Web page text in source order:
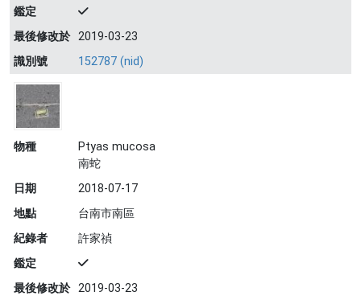
鑑定
最後修改於 2019-03-23
識別號
152787 (nid)
物種
Ptyas mucosa
南蛇
日期
2018-07-17
地點
台南市南區
紀錄者
許家禎
鑑定
最後修改於 2019-03-23